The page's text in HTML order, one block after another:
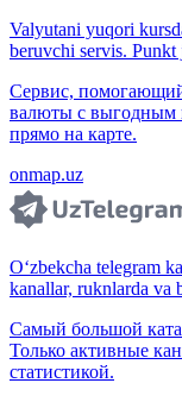
Valyutani yuqori
beruvchi servis. Punkt
Сервис,
валюты с выгодным
прямо на карте.
onmap.uz
O‘zbekcha telegram
kanallar, ruknlarda va
Самый большой
Только активные
статистикой.